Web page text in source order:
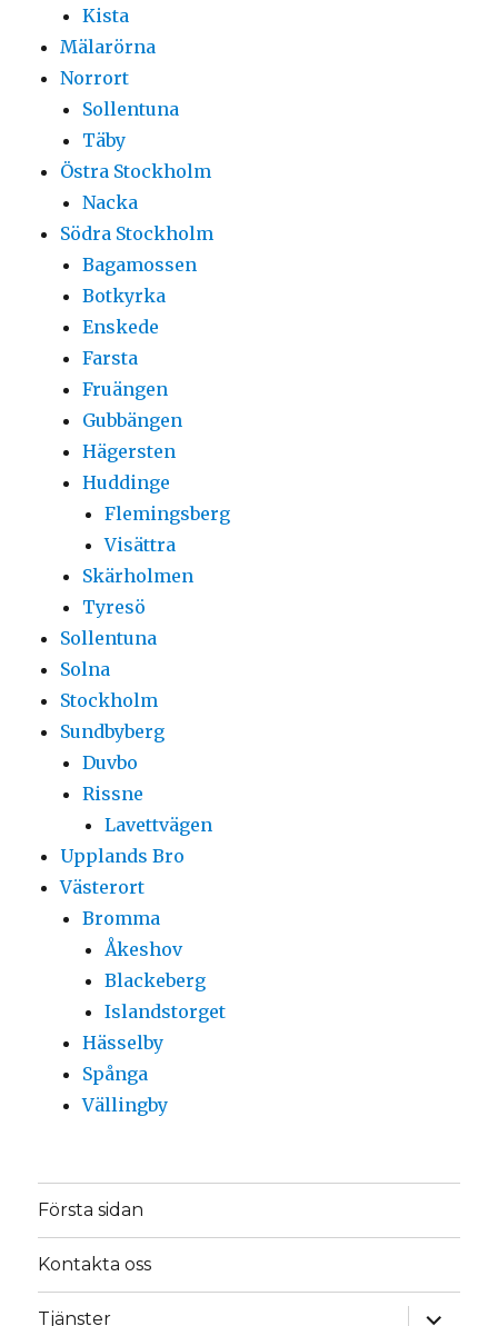
Kista
Mälarörna
Norrort
Sollentuna
Täby
Östra Stockholm
Nacka
Södra Stockholm
Bagamossen
Botkyrka
Enskede
Farsta
Fruängen
Gubbängen
Hägersten
Huddinge
Flemingsberg
Visättra
Skärholmen
Tyresö
Sollentuna
Solna
Stockholm
Sundbyberg
Duvbo
Rissne
Lavettvägen
Upplands Bro
Västerort
Bromma
Åkeshov
Blackeberg
Islandstorget
Hässelby
Spånga
Vällingby
Första sidan
Kontakta oss
Tjänster